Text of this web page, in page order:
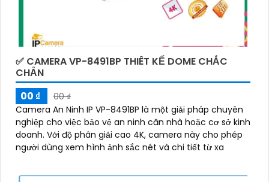
✅ CAMERA VP-8491BP THIÊT KẾ DOME CHẮC
CHẮN
00 ₫
00 ₫
Camera An Ninh IP VP-8491BP là một giải pháp chuyên
nghiệp cho việc bảo vệ an ninh căn nhà hoặc cơ sở kinh
doanh. Với độ phân giải cao 4K, camera này cho phép
người dùng xem hình ảnh sắc nét và chi tiết từ xa